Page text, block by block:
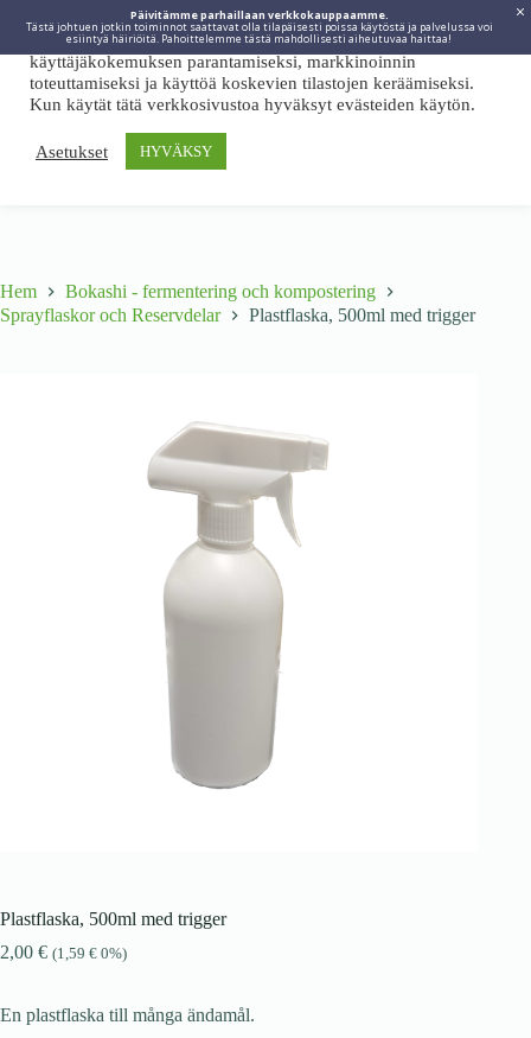
Päivitämme parhaillaan verkkokauppaamme.
Tästä johtuen jotkin toiminnot saattavat olla tilapäisesti poissa käytöstä ja palvelussa voi
esiintyä häiriöitä. Pahoittelemme tästä mahdollisesti aiheutuvaa haittaa!
Hem
Bokashi - fermentering och kompostering
Sprayflaskor och Reservdelar
Plastflaska, 500ml med trigger
Plastflaska, 500ml med trigger
2,00 € (1,59 € 0%)
En plastflaska till många ändamål.
Viidakkotohtori.fi käyttää internetpalveluissaan evästeitä
käyttäjäkokemuksen parantamiseksi, markkinoinnin
toteuttamiseksi ja käyttöä koskevien tilastojen keräämiseksi.
Kun käytät tätä verkkosivustoa hyväksyt evästeiden käytön.
Asetukset HYVÄKSY